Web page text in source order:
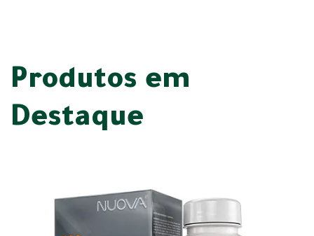
Produtos em
Destaque